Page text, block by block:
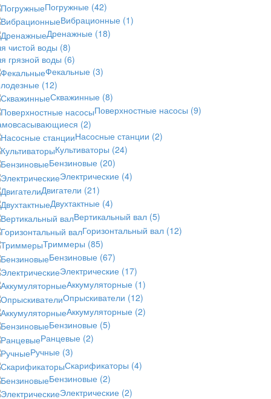
Погружные (42)
Вибрационные (1)
Дренажные (18)
чистой воды (8)
грязной воды (6)
Фекальные (3)
(12)
Скважинные (8)
Поверхностные насосы (9)
(2)
Насосные станции (2)
Культиваторы (24)
Бензиновые (20)
Электрические (4)
Двигатели (21)
Двухтактные (4)
Вертикальный вал (5)
Горизонтальный вал (12)
Триммеры (85)
Бензиновые (67)
Электрические (17)
Аккумуляторные (1)
Опрыскиватели (12)
Аккумуляторные (2)
Бензиновые (5)
Ранцевые (2)
Ручные (3)
Скарификаторы (4)
Бензиновые (2)
Электрические (2)